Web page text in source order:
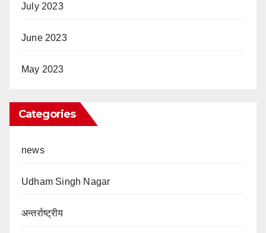
July 2023
June 2023
May 2023
Categories
news
Udham Singh Nagar
अन्तर्राष्ट्रीय